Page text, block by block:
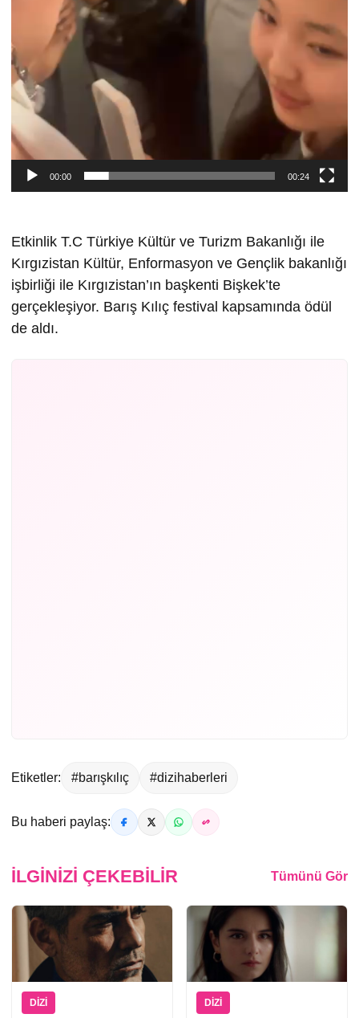
00:00 00:24
Etkinlik T.C Türkiye Kültür ve Turizm Bakanlığı ile
Kırgızistan Kültür, Enformasyon ve Gençlik bakanlığı
işbirliği ile Kırgızistan’ın başkenti Bişkek’te
gerçekleşiyor. Barış Kılıç festival kapsamında ödül
de aldı.
Etiketler: #barışkılıç #dizihaberleri
Bu haberi paylaş:
İLGINIZI ÇEKEBILIR Tümünü Gör
DIZI DIZI